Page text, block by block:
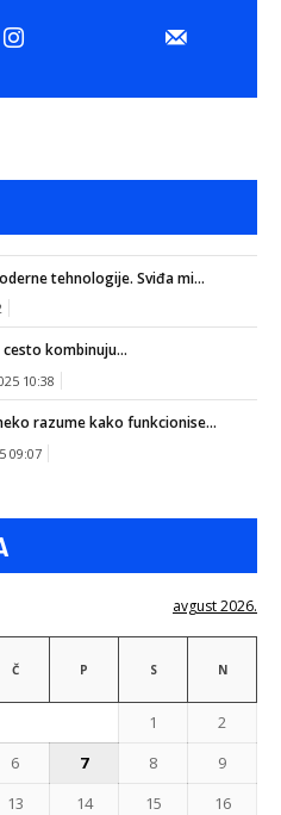
tehnologije. Sviđa mi...
kombinuju...
10:38
razume kako funkcionise...
09:07
avgust 2026.
Č P S N
1
2
6 7 8
9
13 14 15
16